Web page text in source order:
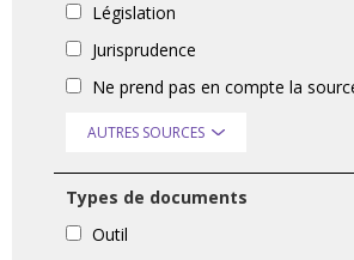
Législation
Jurisprudence
Ne prend pas en compte la
AUTRES SOURCES
Types de documents
Outil